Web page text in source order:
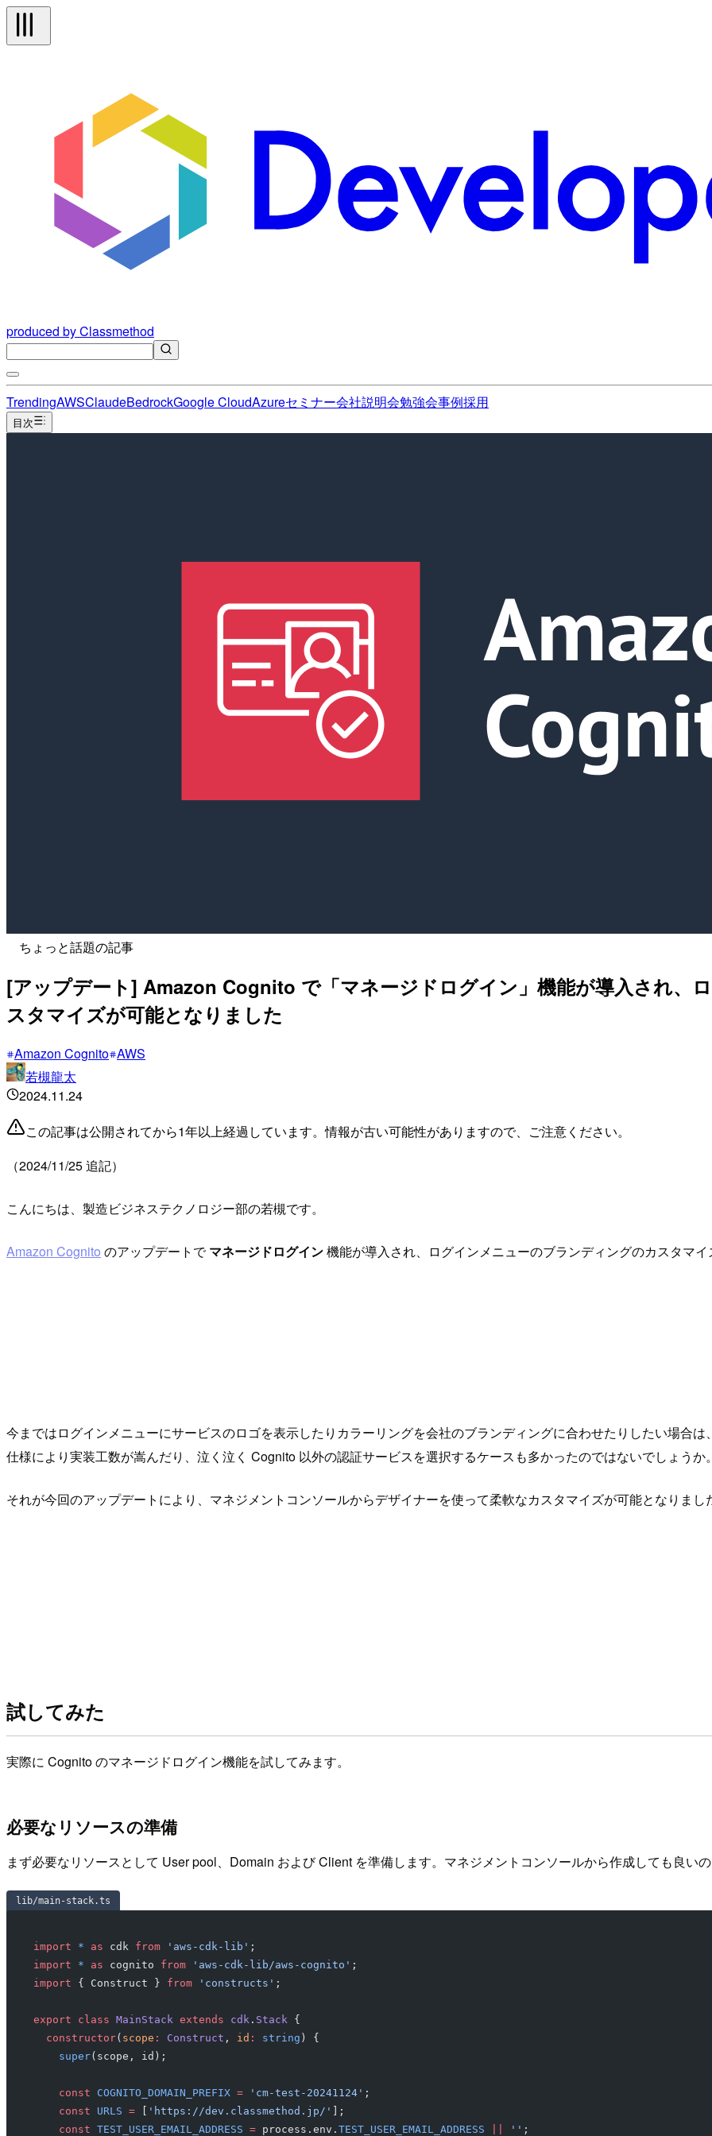
produced by Classmethod
TrendingAWSClaudeBedrockGoogle CloudAzureセミナー会社説明会勉強会事例採用
目次
ちょっと話題の記事
[アップデート] Amazon Cognito で「マネージドログイン」機能が導入され、
スタマイズが可能となりました
Amazon Cognito AWS
若槻龍太
2024.11.24
この記事は公開されてから1年以上経過しています。情報が古い可能性がありますので、ご注意ください。
（2024/11/25 追記）
こんにちは、製造ビジネステクノロジー部の若槻です。
Amazon Cognito のアップデートでマネージドログイン機能が導入され、ログインメニューのブランディングのカスタマイ
今まではログインメニューにサービスのロゴを表示したりカラーリングを会社のブランディングに合わせたりしたい場合
仕様により実装工数が嵩んだり、泣く泣く Cognito 以外の認証サービスを選択するケースも多かったのではないでしょうか。
それが今回のアップデートにより、マネジメントコンソールからデザイナーを使って柔軟なカスタマイズが可能となりまし
試してみた
実際に Cognito のマネージドログイン機能を試してみます。
必要なリソースの準備
まず必要なリソースとして User pool、Domain および Client を準備します。マネジメントコンソールから作成しても良い
lib/main-stack.ts
import * as cdk from 'aws-cdk-lib' ;
import * as cognito from 'aws-cdk-lib/aws-cognito' ;
import { Construct } from 'constructs' ;
export class MainStack extends cdk . Stack {
  constructor
( scope : Construct , id : string ) {
    super
(scope, id);
    const
COGNITO_DOMAIN_PREFIX = 'cm-test-20241124' ;
    const
URLS = [ 'https://dev.classmethod.jp/' ];
    const
TEST_USER_EMAIL_ADDRESS = process.env. TEST_USER_EMAIL_ADDRESS '' ;